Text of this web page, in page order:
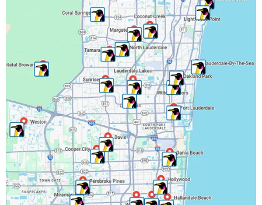
Lauderhill, FL
Lighthouse Point, FL
Margate, FL
Miramar, FL
North Lauderdale, FL
Oakland Park, FL
Parkland, FL
Pembroke Park, FL